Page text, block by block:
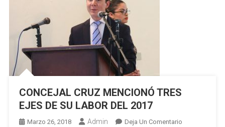
CONCEJAL CRUZ MENCIONÓ TRES
EJES DE SU LABOR DEL 2017
Marzo 26, 2018 Admin Deja Un ComentarioEn